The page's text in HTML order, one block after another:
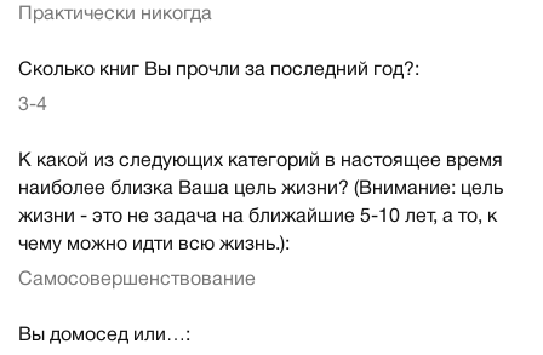
Практически никогда
Сколько книг Вы прочли за последний год?:
3-4
К какой из следующих категорий в настоящее время
наиболее близка Ваша цель жизни? (Внимание: цель
жизни - это не задача на ближайшие 5-10 лет, а то, к
чему можно идти всю жизнь.):
Самосовершенствование
Вы домосед или…: